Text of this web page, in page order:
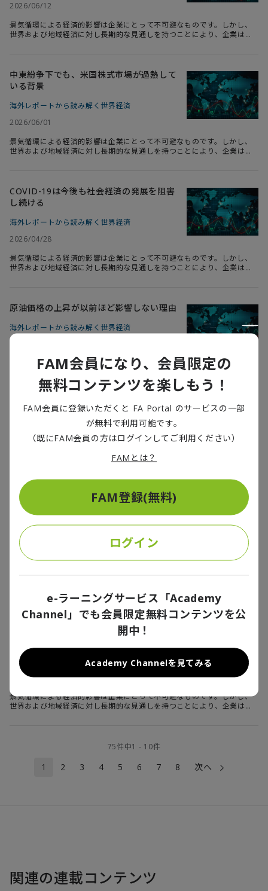
2026/06/12
景気循環による経済的影響は企業にとって不可避なものです。しかし、
世界および地域経済に対し長期的な見通しを持つことにより、企業は景
に貢献しています。本連載は、Deloitte Insightsに連載中のWeekly
Global Economic Updateの2026年6月1日週の記事より抜粋して日本
語抄訳版としてお届けします。
中東紛争下でも、米国株式市場が過熱して
いる背景
海外レポートから読み解く世界経済
2026/06/01
景気循環による経済的影響は企業にとって不可避なものです。しかし、
世界および地域経済に対し長期的な見通しを持つことにより、企業は景
に貢献しています。本連載は、Deloitte Insightsに連載中のWeekly
Global Economic Updateの2026年5月18日週の記事より抜粋して日本
語抄訳版としてお届けします。
COVID-19は今後も社会経済の発展を阻害
し続ける
海外レポートから読み解く世界経済
2026/04/28
景気循環による経済的影響は企業にとって不可避なものです。しかし、
世界および地域経済に対し長期的な見通しを持つことにより、企業は景
に貢献しています。本連載は、Deloitte Insightsに連載中のWeekly
Global Economic Updateの2026年4月13日週の記事より抜粋して日本
語抄訳版としてお届けします。
原油価格の上昇が以前ほど影響しない理由
海外レポートから読み解く世界経済
景気循環による経済的影響は企業にとって不可避なものです。しかし、
世界および地域経済に対し長期的な見通しを持つことにより、企業は景
気循環のリスクを最小化することができます。デロイトは、世界のビジ
ネスリーダーたちに必要な、マクロ経済、トレンド、地政学的問題に関
に貢献しています。本連載は、Deloitte Insightsに連載中のWeekly
Global Economic Updateの2026年3月9日週の記事より抜粋して日本
語抄訳版としてお届けします。
観客をただ入れるだけの時代は終わった
モータースポーツビジネスの多角化と成長
の余地
きく変化しています。多くのスポーツビジネスが従来型の観戦からデジ
タルツインの視聴に移り変わる過渡期です。その中でもモータースポー
ツは競技の特性から多くのデータを取り扱う中で、従来のサーキット場
での観戦に加えてインターネット上での多様な接点が生まれたことでよ
り親しみやすくなり、観客はもちろん国内企業や海外からも日本のモー
タースポーツに注目が集まっています。モータースポーツビジネスの近
年のトレンドと今後の進化の可能性について、合同会社デロイト トーマ
ツでモータースポーツをはじめとした日本のスポーツビジネスの拡大に
努めている五十嵐貴裕に話を聞きました。（聞き手：編集部毛利）
欧州経済に強さの兆し
海外レポートから読み解く世界経済
2026/03/09
気循環のリスクを最小化することができます。デロイトは、世界のビジ
ネスリーダーたちに必要な、マクロ経済、トレンド、地政学的問題に関
する明快な分析と考察を発信することにより企業のリスクマネジメント
に貢献しています。本連載は、Deloitte Insightsに連載中のWeekly
Global Economic Updateの2026年2月16日週の記事より抜粋して日本
語抄訳版としてお届けします。
米国の家計支出、所得を上回るペースで増
海外レポートから読み解く世界経済
2026/02/09
景気循環による経済的影響は企業にとって不可避なものです。しかし、
世界および地域経済に対し長期的な見通しを持つことにより、企業は景
に貢献しています。本連載では、デロイトのエコノミストチームが昨今
Insightsに連載中のWeekly Global Economic Updateの2026年1月26
日週の記事より抜粋して日本語抄訳版としてお届けします。
75件中1 - 10件
1 2 3 4 5 6 7 8 次へ
関連の連載コンテンツ
FAM会員になり、会員限定の
無料コンテンツを楽しもう！
FAM会員に登録いただくと FA Portal のサービスの一部
が無料で利用可能です。
（既にFAM会員の方はログインしてご利用ください）
FAMとは？
FAM登録(無料)
ログイン
e-ラーニングサービス「Academy
Channel」でも会員限定無料コンテンツを公
開中！
Academy Channelを見てみる